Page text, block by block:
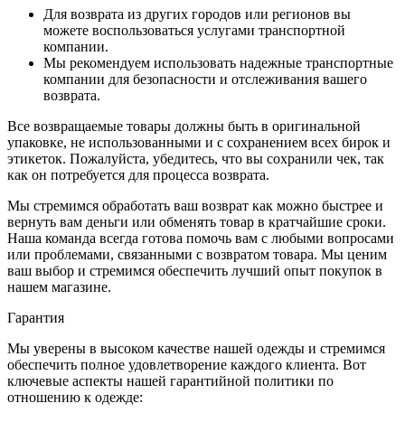
Для возврата из других городов или регионов вы
можете воспользоваться услугами транспортной
компании.
Мы рекомендуем использовать надежные транспортные
компании для безопасности и отслеживания вашего
возврата.
Все возвращаемые товары должны быть в оригинальной
упаковке, не использованными и с сохранением всех бирок и
этикеток. Пожалуйста, убедитесь, что вы сохранили чек, так
как он потребуется для процесса возврата.
Мы стремимся обработать ваш возврат как можно быстрее и
вернуть вам деньги или обменять товар в кратчайшие сроки.
Наша команда всегда готова помочь вам с любыми вопросами
или проблемами, связанными с возвратом товара. Мы ценим
ваш выбор и стремимся обеспечить лучший опыт покупок в
нашем магазине.
Гарантия
Мы уверены в высоком качестве нашей одежды и стремимся
обеспечить полное удовлетворение каждого клиента. Вот
ключевые аспекты нашей гарантийной политики по
отношению к одежде: